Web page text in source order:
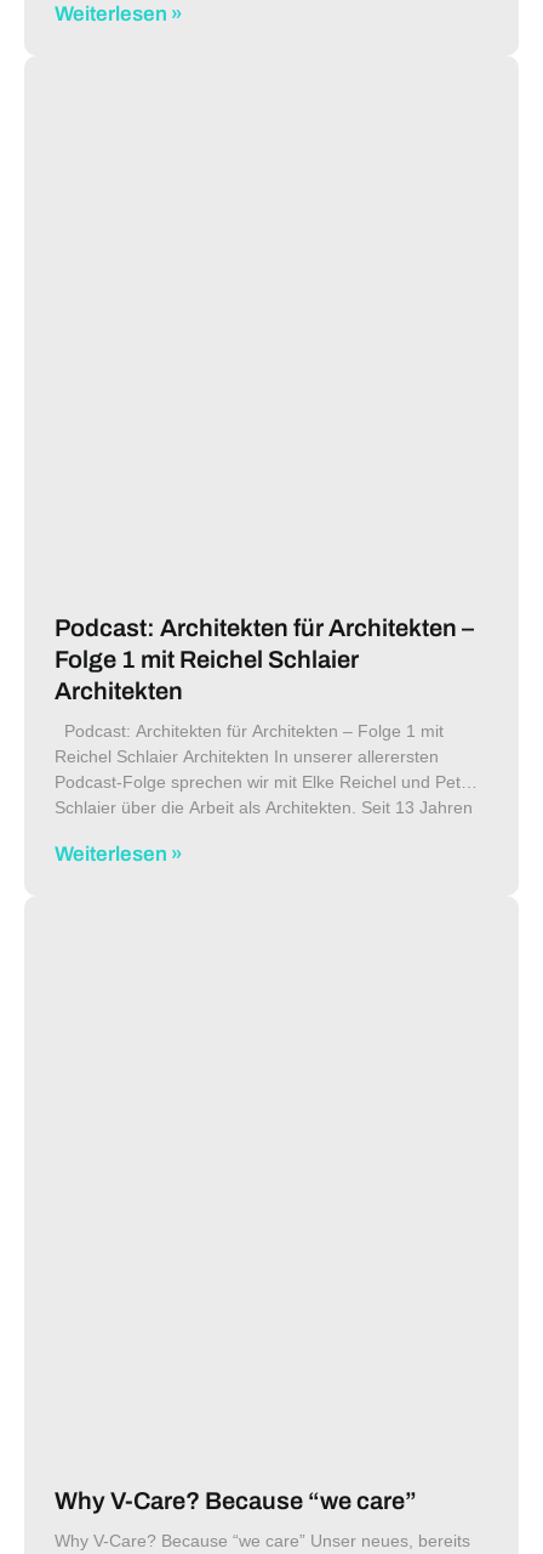
flexible Flächen für Büros, Coworking, Konferenzen
Weiterlesen »
Podcast: Architekten für Architekten –
Folge 1 mit Reichel Schlaier
Architekten
Podcast: Architekten für Architekten – Folge 1 mit
Reichel Schlaier Architekten In unserer allerersten
Podcast-Folge sprechen wir mit Elke Reichel und Peter
Schlaier über die Arbeit als Architekten. Seit 13 Jahren
Weiterlesen »
Why V-Care? Because “we care”
Why V-Care? Because “we care” Unser neues, bereits